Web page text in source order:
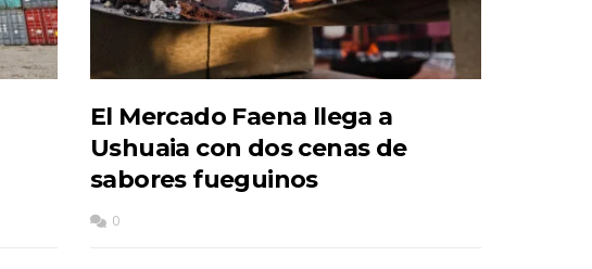
El Mercado Faena llega a
Ushuaia con dos cenas de
sabores fueguinos
0